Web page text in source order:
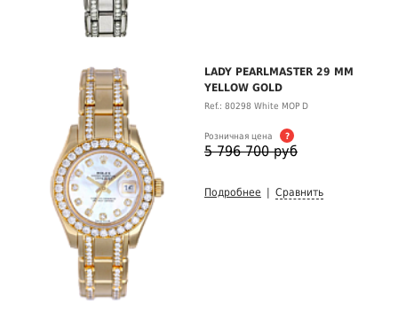
LADY PEARLMASTER 29 MM
YELLOW GOLD
Ref.: 80298 White MOP D
Розничная цена ?
5 796 700 руб
Подробнее Сравнить